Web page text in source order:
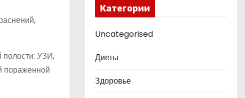
полости: УЗИ,
пораженной
Категории
Uncategorised
Диеты
Здоровье